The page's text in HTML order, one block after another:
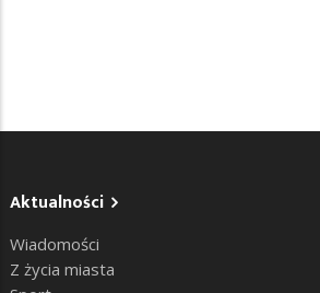
Aktualności
Wiadomości
Z życia miasta